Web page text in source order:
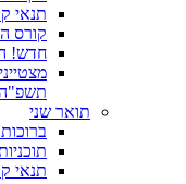
תנאי
קורס
חדש!
תואר שני
תנאי